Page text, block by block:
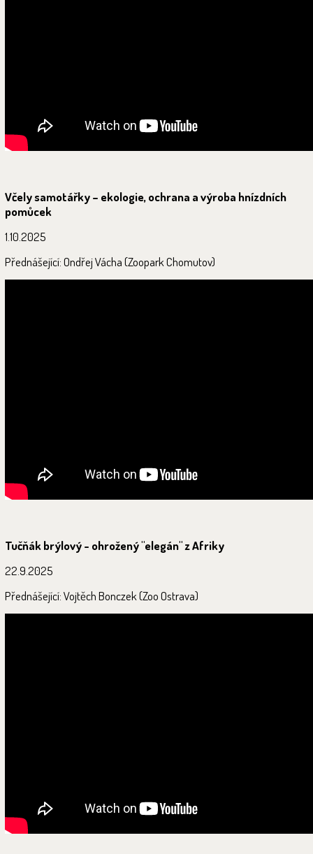
Včely samotářky – ekologie, ochrana a výroba hnízdních
pomůcek
1.10.2025
Přednášející: Ondřej Vácha (Zoopark Chomutov)
Tučňák brýlový - ohrožený "elegán" z Afriky
22.9.2025
Přednášející: Vojtěch Bonczek (Zoo Ostrava)